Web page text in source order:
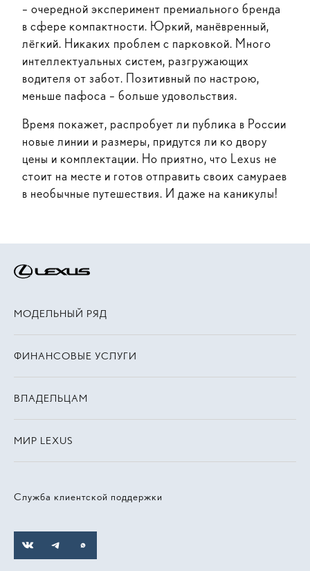
– очередной эксперимент премиального бренда
в сфере компактности. Юркий, манёвренный,
лёгкий. Никаких проблем с парковкой. Много
интеллектуальных систем, разгружающих
водителя от забот. Позитивный по настрою,
меньше пафоса – больше удовольствия.
Время покажет, распробует ли публика в России
новые линии и размеры, придутся ли ко двору
цены и комплектации. Но приятно, что Lexus не
стоит на месте и готов отправить своих самураев
в необычные путешествия. И даже на каникулы!
Служба клиентской поддержки
МОДЕЛЬНЫЙ РЯД
ФИНАНСОВЫЕ УСЛУГИ
ВЛАДЕЛЬЦАМ
МИР LEXUS